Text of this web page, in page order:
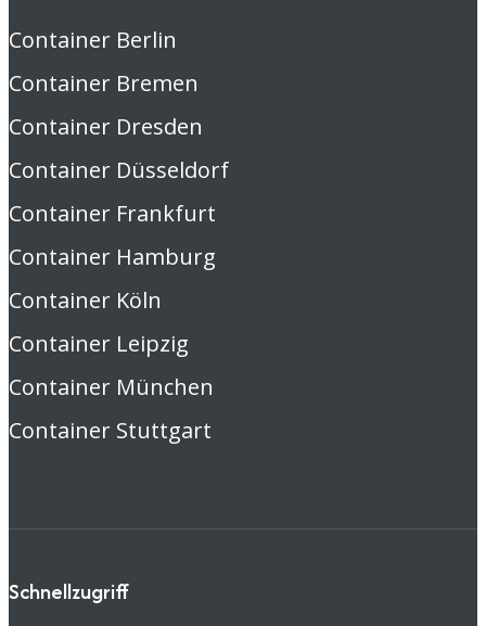
Container Berlin
Container Bremen
Container Dresden
Container Düsseldorf
Container Frankfurt
Container Hamburg
Container Köln
Container Leipzig
Container München
Container Stuttgart
Schnellzugriff